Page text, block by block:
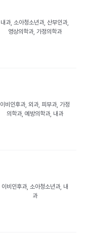
내과, 소아청소년과, 산부인과,
영상의학과, 가정의학과
이비인후과, 외과, 피부과, 가정
의학과, 예방의학과, 내과
이비인후과, 소아청소년과, 내
과